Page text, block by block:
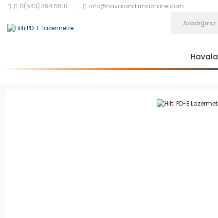
0(543) 394 5510 info@havalandirmaonline.com